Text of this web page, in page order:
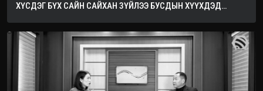
ХҮСДЭГ БҮХ САЙН САЙХАН ЗҮЙЛЭЭ БУСДЫН ХҮҮХДЭД